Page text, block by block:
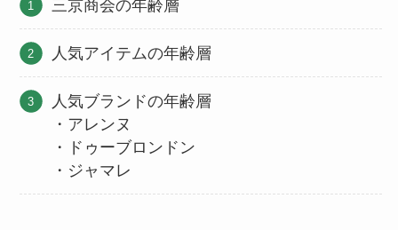
三京商会の年齢層
人気アイテムの年齢層
人気ブランドの年齢層
・アレンヌ
・ドゥーブロンドン
・ジャマレ